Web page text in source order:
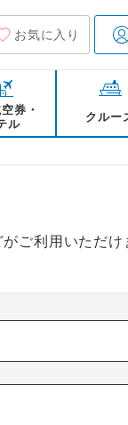
お気に入り
券・
ル
クルー
ご利用いただけ